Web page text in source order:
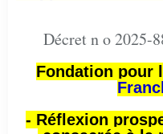
Décret n o 2025-
Fondation pour
- Réflexion